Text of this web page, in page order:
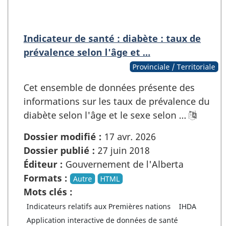
Indicateur de santé : diabète : taux de
prévalence selon l'âge et …
Provinciale / Territoriale
Cet ensemble de données présente des
informations sur les taux de prévalence du
diabète selon l'âge et le sexe selon …
Dossier modifié : 17 avr. 2026
Dossier publié : 27 juin 2018
Éditeur : Gouvernement de l'Alberta
Formats :
Autre HTML
Mots clés :
Indicateurs relatifs aux Premières nations
IHDA
Application interactive de données de santé